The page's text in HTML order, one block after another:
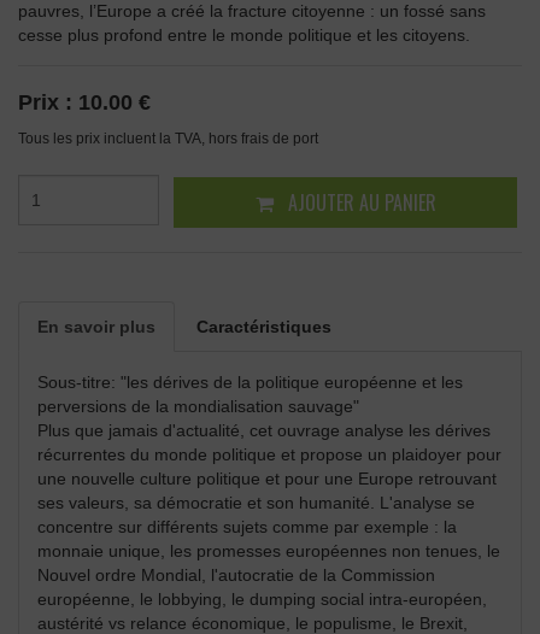
pauvres, l’Europe a créé la fracture citoyenne : un fossé sans
cesse plus profond entre le monde politique et les citoyens.
Prix : 10.00 €
Tous les prix incluent la TVA, hors frais de port
AJOUTER AU PANIER
En savoir plus Caractéristiques
Sous-titre: "les dérives de la politique européenne et les
perversions de la mondialisation sauvage"
Plus que jamais d'actualité, cet ouvrage analyse les dérives
récurrentes du monde politique et propose un plaidoyer pour
une nouvelle culture politique et pour une Europe retrouvant
ses valeurs, sa démocratie et son humanité. L'analyse se
concentre sur différents sujets comme par exemple : la
monnaie unique, les promesses européennes non tenues, le
Nouvel ordre Mondial, l'autocratie de la Commission
européenne, le lobbying, le dumping social intra-européen,
austérité vs relance économique, le populisme, le Brexit,